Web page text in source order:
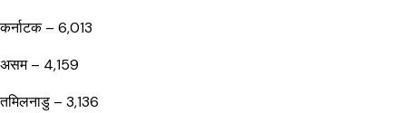
कर्नाटक – 6,013
असम – 4,159
तमिलनाडु – 3,136